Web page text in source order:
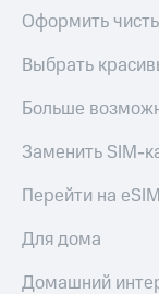
Оформить
Выбрать
Больше
Заменить SIM-
Перейти на eSIM
Для дома
Домашний